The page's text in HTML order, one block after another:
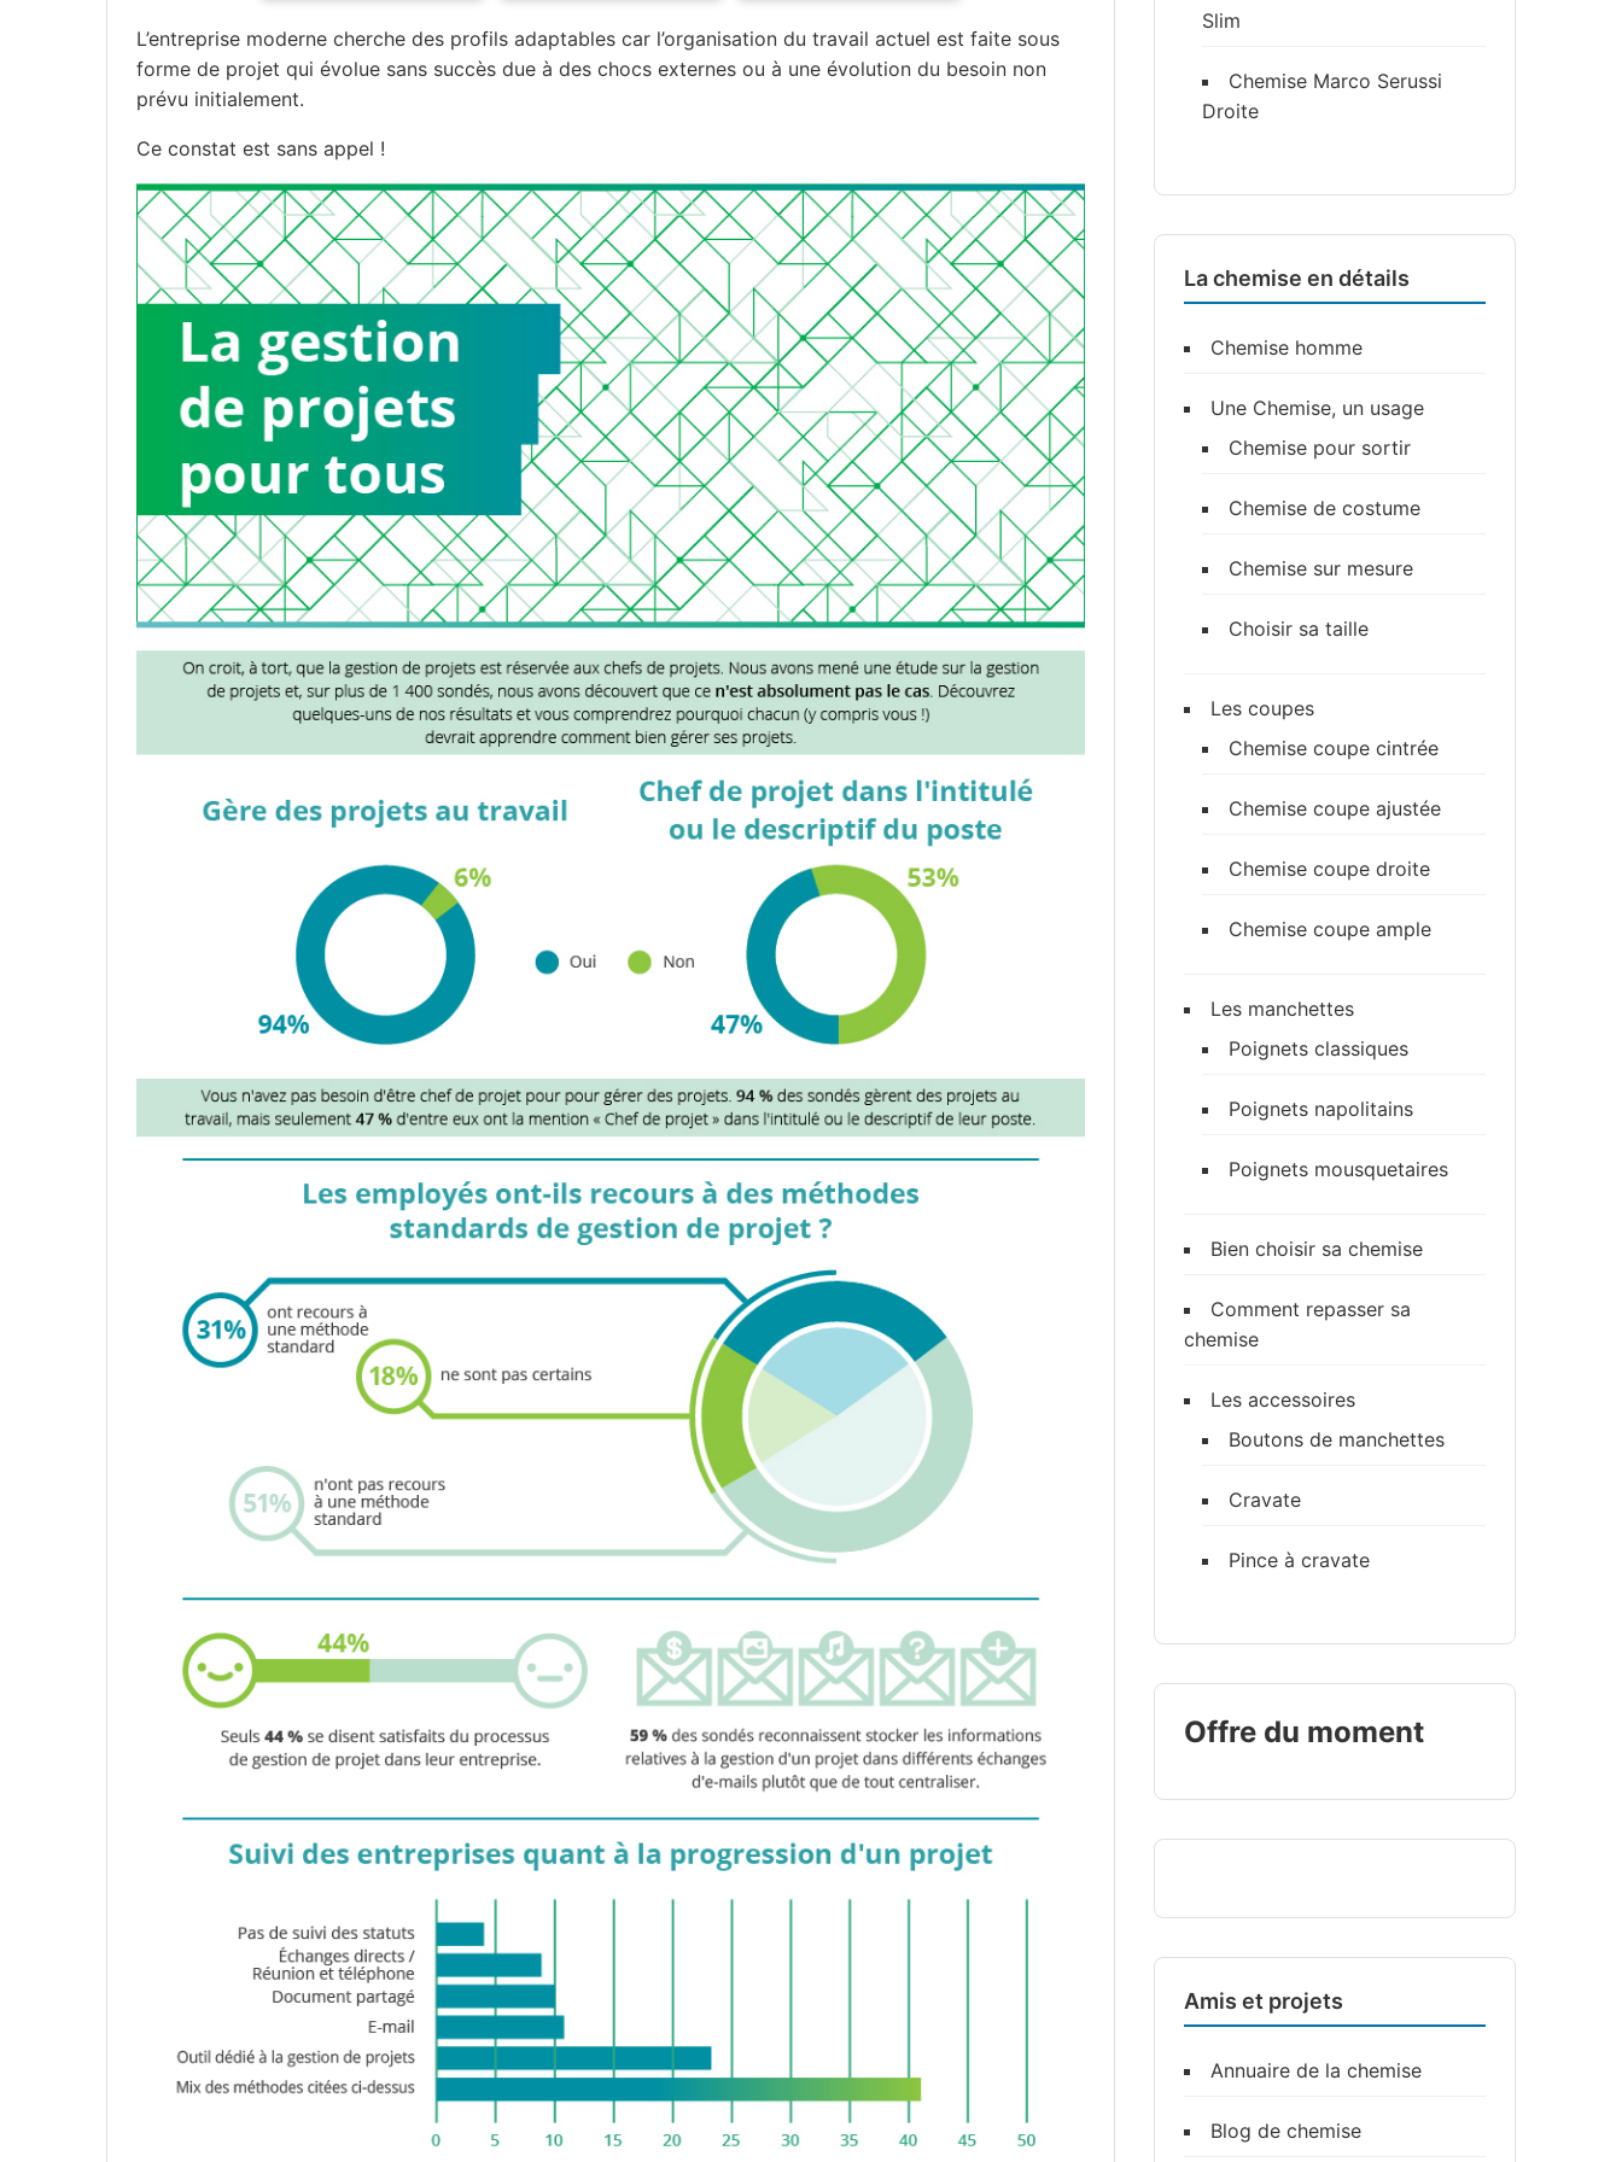
L’entreprise moderne cherche des profils adaptables car l’organisation du travail actuel est faite sous
forme de projet qui évolue sans succès due à des chocs externes ou à une évolution du besoin non
prévu initialement.
Ce constat est sans appel !
Slim
Chemise Marco Serussi
Droite
La chemise en détails
Chemise homme
Une Chemise, un usage
Chemise pour sortir
Chemise de costume
Chemise sur mesure
Choisir sa taille
Les coupes
Chemise coupe cintrée
Chemise coupe ajustée
Chemise coupe droite
Chemise coupe ample
Les manchettes
Poignets classiques
Poignets napolitains
Poignets mousquetaires
Bien choisir sa chemise
Comment repasser sa
chemise
Les accessoires
Boutons de manchettes
Cravate
Pince à cravate
Offre du moment
Amis et projets
Annuaire de la chemise
Blog de chemise